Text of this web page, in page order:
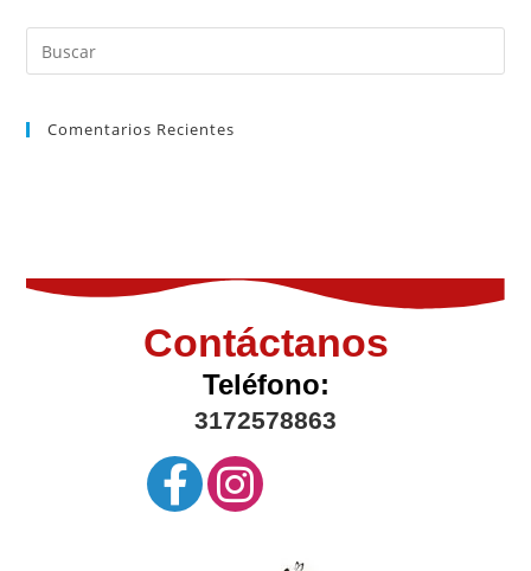
Comentarios Recientes
Contáctanos
Teléfono:
3172578863